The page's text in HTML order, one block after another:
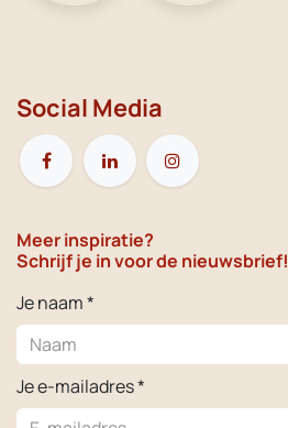
Social Media
Meer inspiratie?
Schrijf je in voor de nieuwsbrief!
Je naam *
Je e-mailadres *